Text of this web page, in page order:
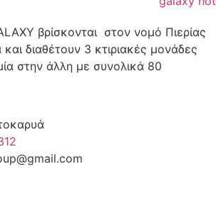
βρίσκονται στον νομό Πιερίας
διαθέτουν 3 κτιριακές μονάδες
στην άλλη με συνολικά 80